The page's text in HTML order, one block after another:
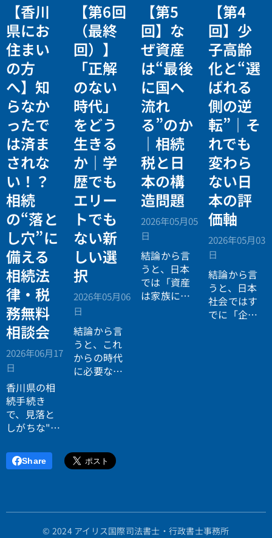
【香川
県にお
住まい
の方
へ】知
らなか
ったで
は済ま
されな
い！？
相続
の“落と
し穴”に
備える
相続法
律・税
務無料
相談会
2026年06月17
日
香川県の相
続手続き
で、見落と
しがちな"落
づいていま
すか？登
に、香川県
【第6回
（最終
回）】
「正解
のない
時代」
をどう
生きる
か｜学
歴でも
エリー
トでも
ない新
しい選
択
2026年05月06
日
結論から言
うと、これ
からの時代
に必要なの
です。
【第5
回】な
ぜ資産
は“最後
に国へ
流れ
る”のか
｜相続
税と日
本の構
造問題
2026年05月05
日
結論から言
うと、日本
では「資産
は家族に引
【第4
回】少
子高齢
化と“選
ばれる
側の逆
転”｜そ
れでも
変わら
ない日
本の評
価軸
2026年05月03
日
結論から言
うと、日本
社会ではす
でに「企業
Share
© 2024 アイリス国際司法書士・行政書士事務所